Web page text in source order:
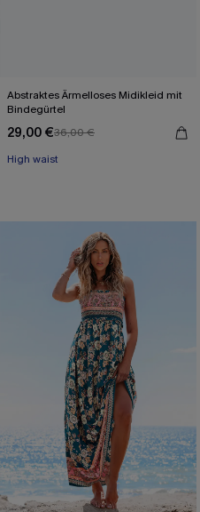
Abstraktes Ärmelloses Midikleid mit
Bindegürtel
29,00 €36,00 €
High waist